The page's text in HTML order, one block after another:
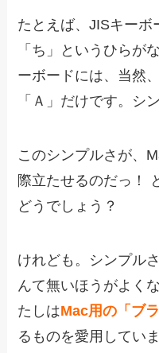
たとえば、JISキーボ
「ち」というひらが
ーボードには、当然
「Ａ」だけです。シ
このシンプルさが、
際立たせるのだっ！
どうでしょう？
けれども。シンプル
んて無いほうがよく
たしはMac用の「ブ
るものを愛用してい